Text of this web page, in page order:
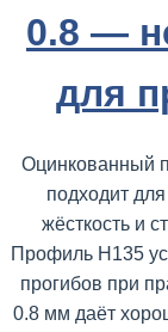
0.8 —
для
Оцинкованный
подходит
жёсткость и
Профиль Н135
прогибов при
0.8 мм даёт